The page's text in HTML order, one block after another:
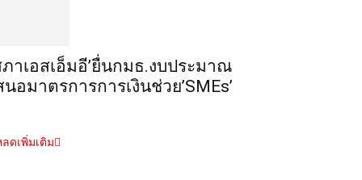
ภาเอสเอ็มอี’ยื่นกมธ.งบประมาณ
นอมาตรการการเงินช่วย’SMEs’
ดเพิ่มเติม